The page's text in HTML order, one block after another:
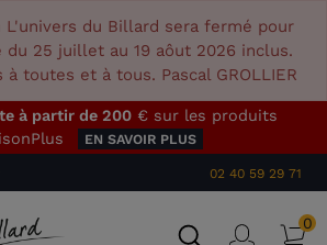
L'univers du Billard sera fermé pour
du 25 juillet au 19 aôut 2026 inclus.
à toutes et à tous. Pascal GROLLIER
à partir de 200 € sur les produits
EN SAVOIR PLUS
02 40 59 29 71
0